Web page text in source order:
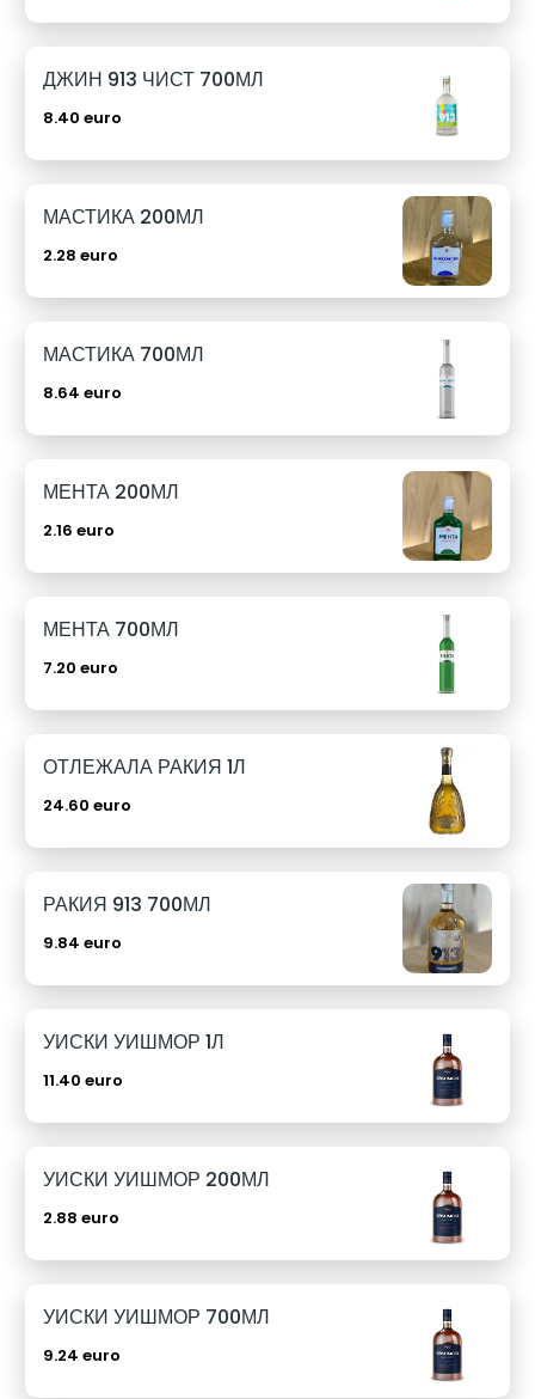
ДЖИН 913 ЧИСТ 700МЛ
8.40 euro
МАСТИКА 200МЛ
2.28 euro
МАСТИКА 700МЛ
8.64 euro
МЕНТА 200МЛ
2.16 euro
МЕНТА 700МЛ
7.20 euro
ОТЛЕЖАЛА РАКИЯ 1Л
24.60 euro
РАКИЯ 913 700МЛ
9.84 euro
УИСКИ УИШМОР 1Л
11.40 euro
УИСКИ УИШМОР 200МЛ
2.88 euro
УИСКИ УИШМОР 700МЛ
9.24 euro